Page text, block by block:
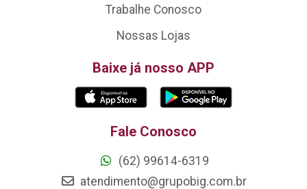
Trabalhe Conosco
Nossas Lojas
Baixe já nosso APP
Fale Conosco
(62) 99614-6319
atendimento@grupobig.com.br